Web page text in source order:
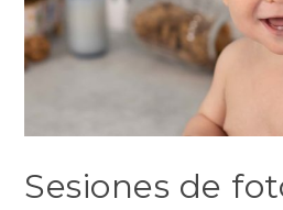
Sesiones de